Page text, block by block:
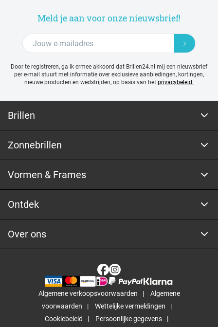
Meld je aan voor onze nieuwsbrief!
Door te registreren, ga ik ermee akkoord dat Brillen24.nl mij een nieuwsbrief
per e-mail stuurt met informatie over exclusieve aanbiedingen, kortingen,
nieuwe producten en wedstrijden, op basis van het privacybeleid.
Brillen
Zonnebrillen
Vormen & Frames
Ontdek
Over ons
Algemene verkoopsvoorwaarden
Algemene
voorwaarden
Wettelijke vermeldingen
Cookiebeleid
Persoonlijke gegevens